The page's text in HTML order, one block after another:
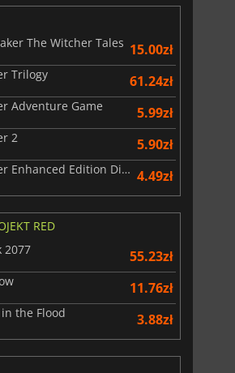
The Witcher Tales 15.00zł
Trilogy 61.24zł
Adventure Game 5.99zł
2 5.90zł
The Witcher Enhanced Edition Director's Cut 4.49zł
RED
2077
55.23zł
11.76zł
the Flood 3.88zł